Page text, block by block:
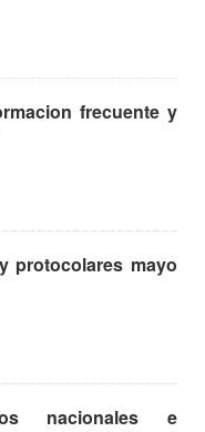
frecuente y
protocolares mayo
nacionales e